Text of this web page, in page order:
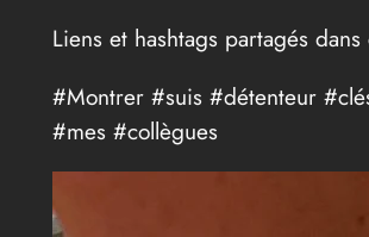
Liens et hashtags partagés
#Montrer #suis #détenteur
#mes #collègues